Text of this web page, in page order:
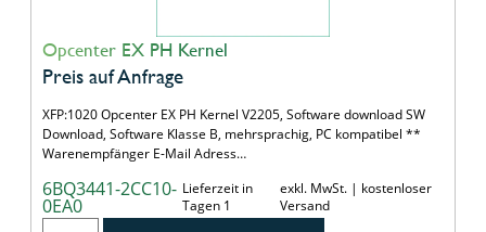
Opcenter EX PH Kernel
Preis auf Anfrage
XFP:1020 Opcenter EX PH Kernel V2205, Software download SW
Download, Software Klasse B, mehrsprachig, PC kompatibel **
Warenempfänger E-Mail Adress…
6BQ3441-2CC10-
0EA0
Lieferzeit in
Tagen 1
exkl. MwSt. | kostenloser
Versand